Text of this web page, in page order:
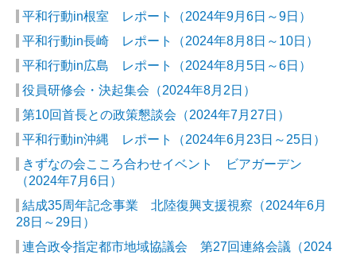
平和行動in根室 レポート
（2024年9月6日～9日）
平和行動in長崎 レポート
（2024年8月8日～10日）
平和行動in広島 レポート
（2024年8月5日～6日）
役員研修会・決起集会 （2024年8月2日）
第10回首長との政策懇談会 （2024年7月27日）
平和行動in沖縄 レポート
（2024年6月23日～25日）
きずなの会こころ合わせイベント ビアガーデン
（2024年7月6日）
結成35周年記念事業 北陸復興支援視察 （2024年6月
28日～29日）
連合政令指定都市地域協議会 第27回連絡会議 （2024